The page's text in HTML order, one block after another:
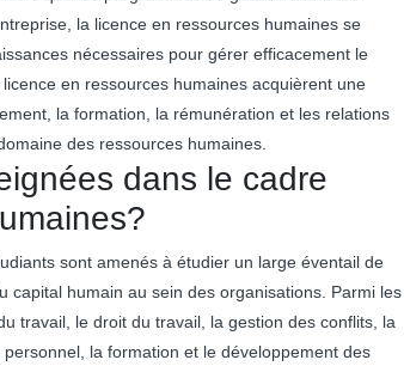
la licence en ressources humaines se
nécessaires pour gérer efficacement le
en ressources humaines acquièrent une
la formation, la rémunération et les relations
des ressources humaines.
dans le cadre
sont amenés à étudier un large éventail de
capital humain au sein des organisations. Parmi les
travail, le droit du travail, la gestion des conflits, la
la formation et le développement des